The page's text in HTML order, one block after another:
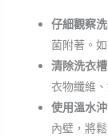
仔細觀察
菌附著。
清除洗衣
衣物纖維
使用溫水沖
內壁，將